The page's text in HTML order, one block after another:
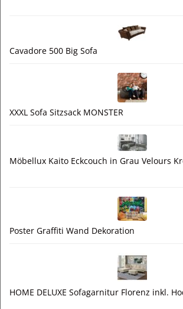
Cavadore 500 Big Sofa
XXXL Sofa Sitzsack MONSTER
Möbellux Kaito Eckcouch in Grau Velours
Poster Graffiti Wand Dekoration
HOME DELUXE Sofagarnitur Florenz inkl.